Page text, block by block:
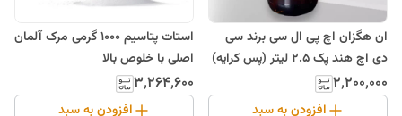
ان هگزان اچ پی ال سی برند سی
دی اچ هند پک 2.5 لیتر (پس کرایه)
۲٬۲۰۰٬۰۰۰
افزودن به سبد
استات پتاسیم 1000 گرمی مرک آلمان
اصلی با خلوص بالا
۳٬۲۶۴٬۶۰۰
افزودن به سبد